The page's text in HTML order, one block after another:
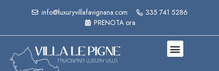
info@luxuryvillafavignana.com
335 741 5286
PRENOTA ora